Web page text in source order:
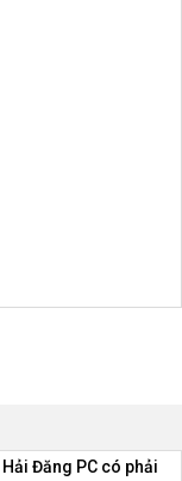
Đăng PC có phải